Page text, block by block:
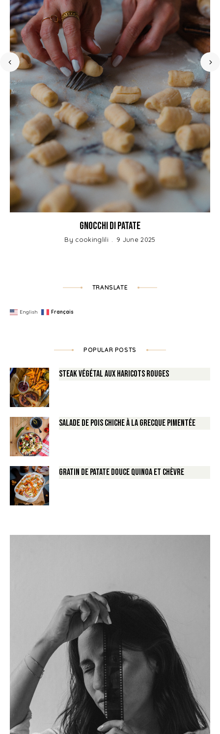
Gnocchi di patate
By cookinglili 9 June 2025
TRANSLATE
English Français
POPULAR POSTS
Steak végétal aux haricots rouges
Salade de Pois chiche à la Grecque pimentée
Gratin de Patate douce Quinoa et Chèvre